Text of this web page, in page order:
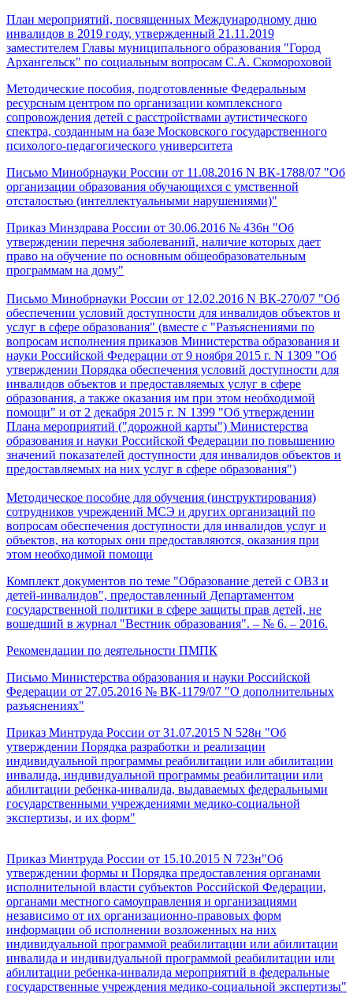
План мероприятий, посвященных Международному дню
инвалидов в 2019 году, утвержденный 21.11.2019
заместителем Главы муниципального образования "Город
Архангельск" по социальным вопросам С.А. Скомороховой
Методические пособия, подготовленные Федеральным
ресурсным центром по организации комплексного
сопровождения детей с расстройствами аутистического
спектра, созданным на базе Московского государственного
психолого-педагогического университета
Письмо Минобрнауки России от 11.08.2016 N ВК-1788/07 "Об
организации образования обучающихся с умственной
отсталостью (интеллектуальными нарушениями)"
Приказ Минздрава России от 30.06.2016 № 436н "Об
утверждении перечня заболеваний, наличие которых дает
право на обучение по основным общеобразовательным
программам на дому"
Письмо Минобрнауки России от 12.02.2016 N ВК-270/07 "Об
обеспечении условий доступности для инвалидов объектов и
услуг в сфере образования" (вместе с "Разъяснениями по
вопросам исполнения приказов Министерства образования и
науки Российской Федерации от 9 ноября 2015 г. N 1309 "Об
утверждении Порядка обеспечения условий доступности для
инвалидов объектов и предоставляемых услуг в сфере
образования, а также оказания им при этом необходимой
помощи" и от 2 декабря 2015 г. N 1399 "Об утверждении
Плана мероприятий ("дорожной карты") Министерства
образования и науки Российской Федерации по повышению
значений показателей доступности для инвалидов объектов и
предоставляемых на них услуг в сфере образования")
Методическое пособие для обучения (инструктирования)
сотрудников учреждений МСЭ и других организаций по
вопросам обеспечения доступности для инвалидов услуг и
объектов, на которых они предоставляются, оказания при
этом необходимой помощи
Комплект документов по теме "Образование детей с ОВЗ и
детей-инвалидов", предоставленный Департаментом
государственной политики в сфере защиты прав детей, не
вошедший в журнал "Вестник образования". – № 6. – 2016.
Рекомендации по деятельности ПМПК
Письмо Министерства образования и науки Российской
Федерации от 27.05.2016 № ВК-1179/07 "О дополнительных
разъяснениях"
Приказ Минтруда России от 31.07.2015 N 528н "Об
утверждении Порядка разработки и реализации
индивидуальной программы реабилитации или абилитации
инвалида, индивидуальной программы реабилитации или
абилитации ребенка-инвалида, выдаваемых федеральными
государственными учреждениями медико-социальной
экспертизы, и их форм"
Приказ Минтруда России от 15.10.2015 N 723н"Об
утверждении формы и Порядка предоставления органами
исполнительной власти субъектов Российской Федерации,
органами местного самоуправления и организациями
независимо от их организационно-правовых форм
информации об исполнении возложенных на них
индивидуальной программой реабилитации или абилитации
инвалида и индивидуальной программой реабилитации или
абилитации ребенка-инвалида мероприятий в федеральные
государственные учреждения медико-социальной экспертизы"